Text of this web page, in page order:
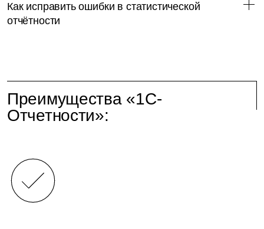
Как исправить ошибки в статистической
отчётности
Преимущества «1С-
Отчетности»: